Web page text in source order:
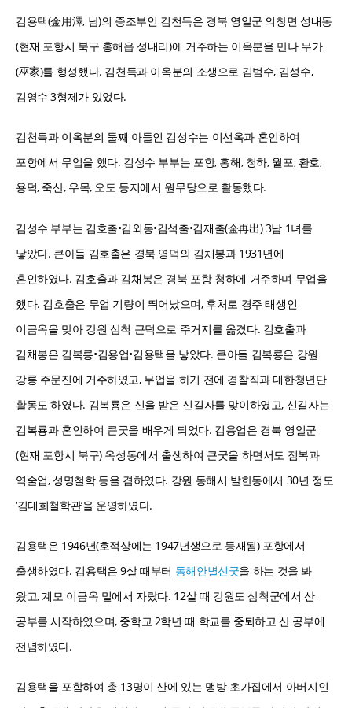
김용택(金用澤, 남)의 증조부인 김천득은 경북 영일군 의창면 성내동
(현재 포항시 북구 홍해읍 성내리)에 거주하는 이옥분을 만나 무가
(巫家)를 형성했다. 김천득과 이옥분의 소생으로 김범수, 김성수,
김영수 3형제가 있었다.
김천득과 이옥분의 둘째 아들인 김성수는 이선옥과 혼인하여
포항에서 무업을 했다. 김성수 부부는 포항, 홍해, 청하, 월포, 환호,
용덕, 죽산, 우목, 오도 등지에서 원무당으로 활동했다.
김성수 부부는 김호출•김외동•김석출•김재출(金再出) 3남 1녀를
낳았다. 큰아들 김호출은 경북 영덕의 김채봉과 1931년에
혼인하였다. 김호출과 김채봉은 경북 포항 청하에 거주하며 무업을
했다. 김호출은 무업 기량이 뛰어났으며, 후처로 경주 태생인
이금옥을 맞아 강원 삼척 근덕으로 주거지를 옮겼다. 김호출과
김채봉은 김복룡•김용업•김용택을 낳았다. 큰아들 김복룡은 강원
강릉 주문진에 거주하였고, 무업을 하기 전에 경찰직과 대한청년단
활동도 하였다. 김복룡은 신을 받은 신길자를 맞이하였고, 신길자는
김복룡과 혼인하여 큰굿을 배우게 되었다. 김용업은 경북 영일군
(현재 포항시 북구) 옥성동에서 출생하여 큰굿을 하면서도 점복과
역술업, 성명철학 등을 겸하였다. 강원 동해시 발한동에서 30년 정도
‘김대희철학관’을 운영하였다.
김용택은 1946년(호적상에는 1947년생으로 등재됨) 포항에서
출생하였다. 김용택은 9살 때부터 동해안별신굿을 하는 것을 봐
왔고, 계모 이금옥 밑에서 자랐다. 12살 때 강원도 삼척군에서 산
공부를 시작하였으며, 중학교 2학년 때 학교를 중퇴하고 산 공부에
전념하였다.
김용택을 포함하여 총 13명이 산에 있는 맹방 초가집에서 아버지인